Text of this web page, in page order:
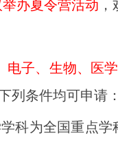
举办夏令营活动
子、生物、医
列条件均可申请
科为全国重点